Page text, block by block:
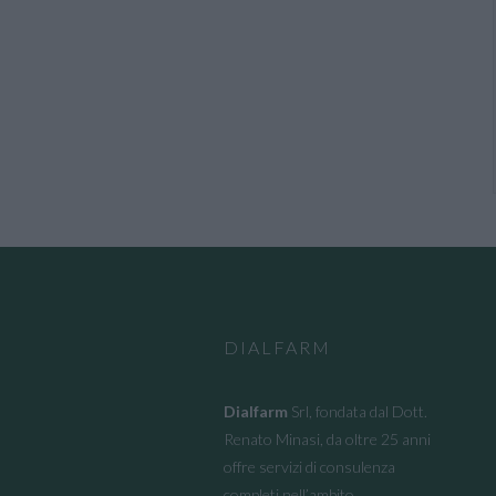
DIALFARM
Dialfarm Srl, fondata dal Dott.
Renato Minasi, da oltre 25 anni
offre servizi di consulenza